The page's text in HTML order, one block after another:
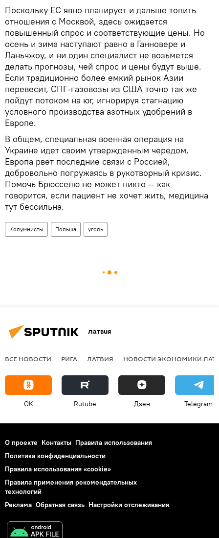
Поскольку ЕС явно планирует и дальше топить
отношения с Москвой, здесь ожидается
повышенный спрос и соответствующие цены. Но
осень и зима наступают равно в Ганновере и
Ланьчжоу, и ни один специалист не возьмется
делать прогнозы, чей спрос и цены будут выше.
Если традиционно более емкий рынок Азии
перевесит, СПГ-газовозы из США точно так же
пойдут потоком на юг, игнорируя стагнацию
условного производства азотных удобрений в
Европе.
В общем, специальная военная операция на
Украине идет своим утвержденным чередом,
Европа рвет последние связи с Россией,
добровольно погружаясь в рукотворный кризис.
Помочь Брюсселю не может никто — как
говорится, если пациент не хочет жить, медицина
тут бессильна.
Колумнисты Польша уголь
Латвия
ВСЕ НОВОСТИ РИГА ЛАТВИЯ НОВОСТИ ЭКОНОМИКИ
OK Rutube Дзен Telegram
О проекте Контакты Правила использования
Политика конфиденциальности
Правила использования «cookie»
Правила применения рекомендательных
технологий
Реклама Обратная связь Настройки отслеживания